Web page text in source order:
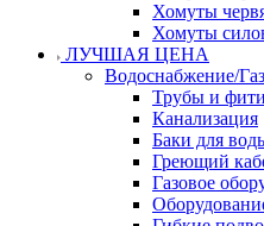
Хомуты
Хомуты
ЛУЧШАЯ ЦЕНА
Водоснабжение/
Трубы и
Канализация
Баки для
Греющий
Газовое